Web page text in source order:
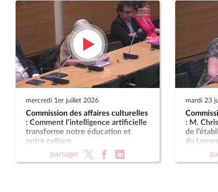
mercredi 1er juillet 2026
Commission des affaires culturelles
: Comment l’intelligence artificielle
transforme notre éducation et
notre culture
partager
mardi 23
: M.
de
du